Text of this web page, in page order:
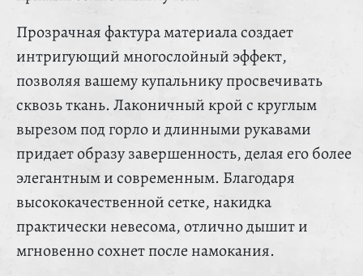
Прозрачная фактура материала создает
интригующий многослойный эффект,
позволяя вашему купальнику просвечивать
сквозь ткань. Лаконичный крой с круглым
вырезом под горло и длинными рукавами
придает образу завершенность, делая его более
элегантным и современным. Благодаря
высококачественной сетке, накидка
практически невесома, отлично дышит и
мгновенно сохнет после намокания.